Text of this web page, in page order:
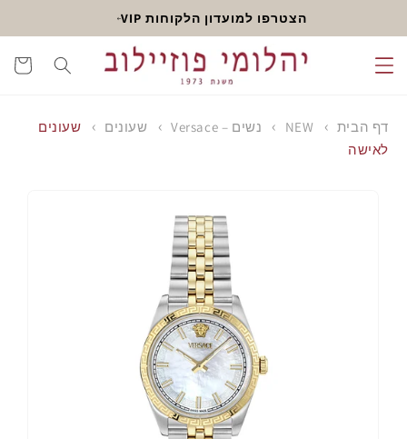
הצטרפו למועדון הלקוחות VIP
עגלה
דף הבית NEW נשים – Versace שעונים
שעונים
לאישה